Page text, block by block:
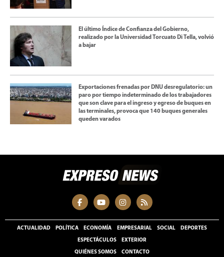
El último Índice de Confianza del Gobierno,
realizado por la Universidad Torcuato Di Tella, volvió
a bajar
Exportaciones frenadas por DNU desregulatorio: un
paro por tiempo indeterminado de los trabajadores
que son clave para el ingreso y egreso de buques en
las terminales, provoca que 140 buques generales
queden varados
ACTUALIDAD POLÍTICA ECONOMÍA EMPRESARIAL SOCIAL DEPORTES
ESPECTÁCULOS EXTERIOR
QUIÉNES SOMOS CONTACTO